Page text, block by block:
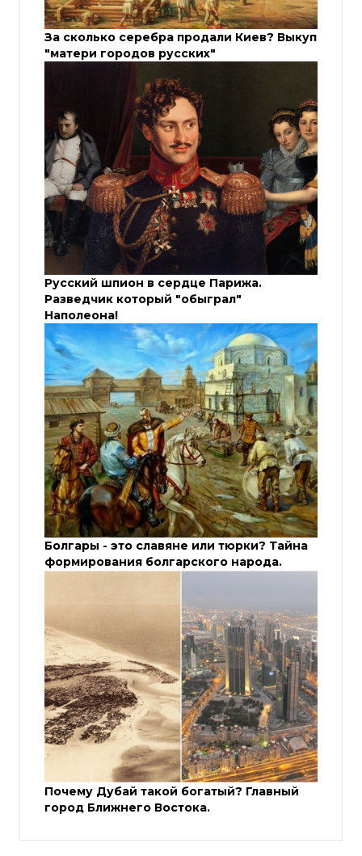
За сколько серебра продали Киев? Выкуп
"матери городов русских"
Русский шпион в сердце Парижа.
Разведчик который "обыграл"
Наполеона!
Болгары - это славяне или тюрки? Тайна
формирования болгарского народа.
Почему Дубай такой богатый? Главный
город Ближнего Востока.